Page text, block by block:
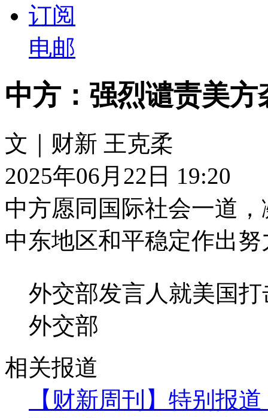
订阅
电邮
中方：强烈谴责美
文｜财新 王克柔
2025年06月22日 19:20
中方愿同国际社会一道
中东地区和平稳定作出努
外交部发言人就美国
外交部
相关报道
【财新周刊】特别报